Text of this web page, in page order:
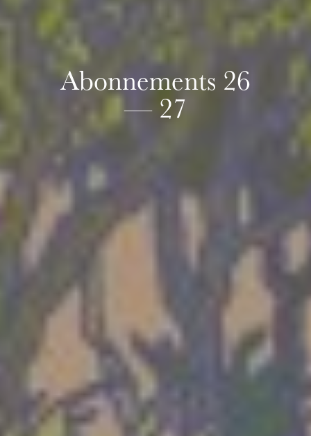
Mittwoch 19 Aug. 2026
Abonnements 26
— 27